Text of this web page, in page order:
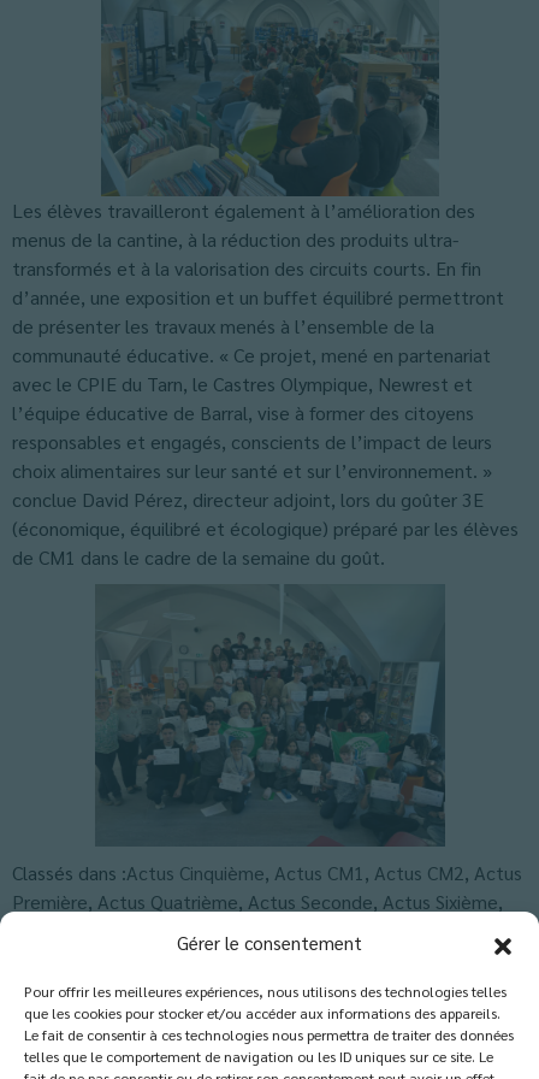
Gérer le consentement
Pour offrir les meilleures expériences, nous utilisons des technologies telles
que les cookies pour stocker et/ou accéder aux informations des appareils.
Le fait de consentir à ces technologies nous permettra de traiter des données
telles que le comportement de navigation ou les ID uniques sur ce site. Le
Les élèves travailleront également à l’amélioration des
menus de la cantine, à la réduction des produits ultra-
transformés et à la valorisation des circuits courts. En fin
d’année, une exposition et un buffet équilibré permettront
de présenter les travaux menés à l’ensemble de la
communauté éducative. « Ce projet, mené en partenariat
avec le CPIE du Tarn, le Castres Olympique, Newrest et
l’équipe éducative de Barral, vise à former des citoyens
responsables et engagés, conscients de l’impact de leurs
choix alimentaires sur leur santé et sur l’environnement. »
conclue David Pérez, directeur adjoint, lors du goûter 3E
(économique, équilibré et écologique) préparé par les élèves
de CM1 dans le cadre de la semaine du goût.
Classés dans :Actus Cinquième, Actus CM1 , Actus CM2, Actus
Première, Actus Quatrième, Actus Seconde, Actus Sixième,
Les commentaires sont fermés.